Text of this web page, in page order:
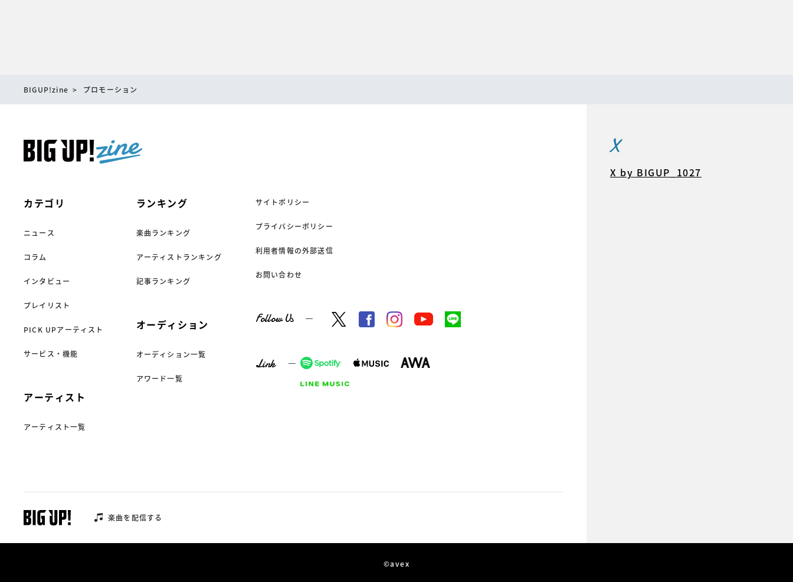
BIGUP!zine プロモーション
カテゴリ
ニュース
コラム
インタビュー
プレイリスト
PICK UPアーティスト
サービス・機能
アーティスト
アーティスト一覧
ランキング
楽曲ランキング
アーティストランキング
記事ランキング
オーディション
オーディション一覧
アワード一覧
サイトポリシー
プライバシーポリシー
利用者情報の外部送信
お問い合わせ
Follow Us
Link
楽曲を配信する
X
X by BIGUP_1027
©avex